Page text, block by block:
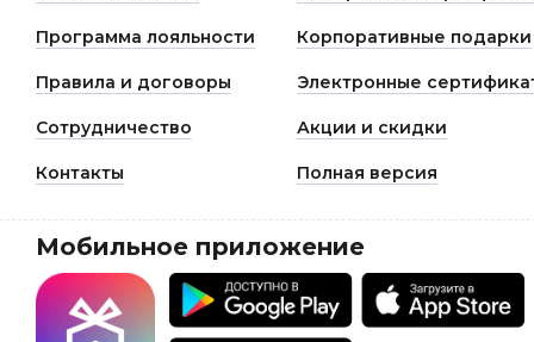
Программа лояльности Корпоративные подарки
Правила и договоры Электронные
Сотрудничество Акции и скидки
Контакты Полная версия
Мобильное приложение